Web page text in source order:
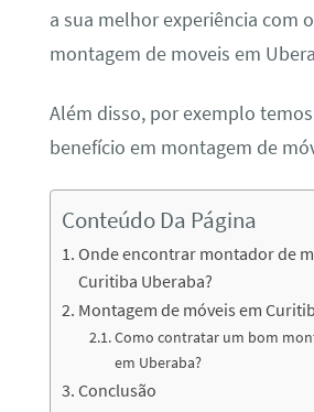
a sua melhor experiência com
montagem de moveis em
Além disso, por exemplo
benefício em montagem de
Conteúdo Da Página
Onde encontrar montador de
Curitiba Uberaba?
Montagem de móveis em
Como contratar um bom
em Uberaba?
Conclusão